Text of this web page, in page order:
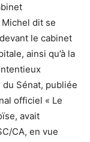
Michel dit se
le cabinet
ainsi qu’à la
Sénat, publiée
officiel « Le
avait
CA, en vue